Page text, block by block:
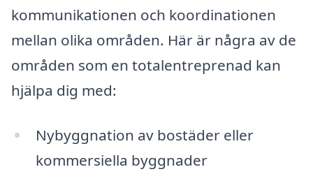
kommunikationen och koordinationen
mellan olika områden. Här är några av de
områden som en totalentreprenad kan
hjälpa dig med:
Nybyggnation av bostäder eller
kommersiella byggnader